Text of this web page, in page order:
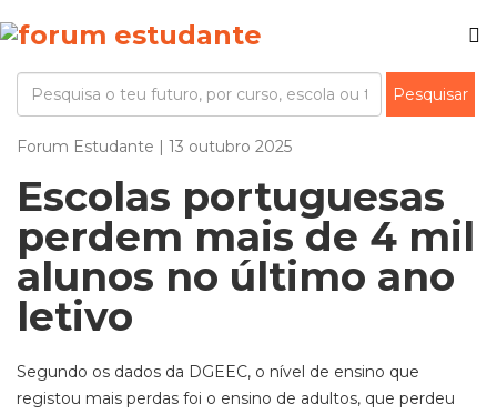
Forum Estudante | 13 outubro 2025
Escolas portuguesas
perdem mais de 4 mil
alunos no último ano
letivo
Segundo os dados da DGEEC, o nível de ensino que
registou mais perdas foi o ensino de adultos, que perdeu